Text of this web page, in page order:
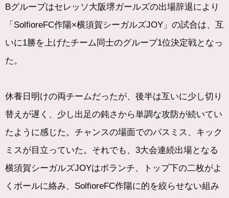
Bグループはセレッソ大阪堺ガールズの出場辞退により
「SolfioreFC作陽×横須賀シーガルズJOY」の試合は、互
いに1勝を上げたチーム同士のグループ1位決定戦となっ
た。
休養日明けの両チームだったが、後半は互いに少し切り
替えが遅く、少し出足の鈍さから単調な攻防が続いてい
たように感じた。チャンスの場面でのパスミス、キック
ミスが目立っていた。それでも、3大会連続出場となる
横須賀シーガルズJOYはボランチ、トップ下の二枚がよ
くボールに絡み、SolfioreFC作陽に的を絞らせない組み